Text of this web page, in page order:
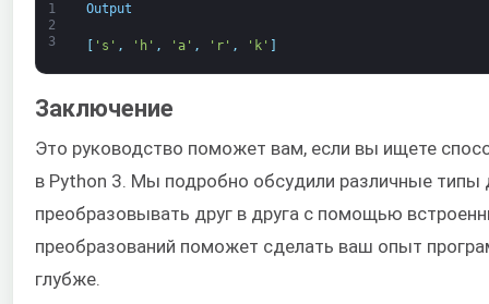
1
2
3
Output
's' , 'h' , 'a' , 'r' , 'k'
Заключение
Это руководство поможет вам, если вы ищете
в Python 3. Мы подробно обсудили различные типы
преобразовывать друг в друга с помощью
преобразований поможет сделать ваш опыт
глубже.